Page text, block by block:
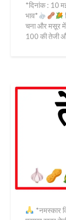
*दिनांक : 10
भाव*
चना और मसूर में
100 की तेजी
*नमस्कार